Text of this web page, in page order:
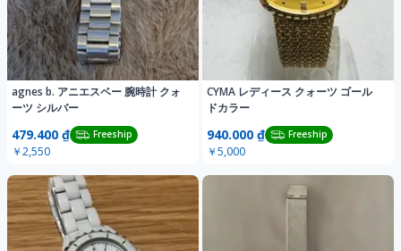
agnes b. アニエスベー 腕時計 クォ
ーツ シルバー
479.400 ₫ Freeship
￥2,550
CYMA レディース クォーツ ゴール
ドカラー
940.000 ₫ Freeship
￥5,000